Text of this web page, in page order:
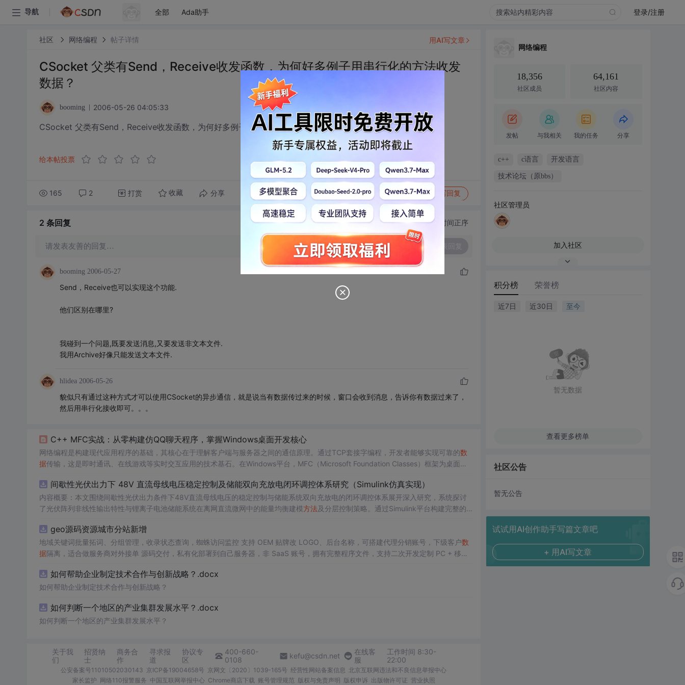
导航 全部 Ada助手 登录/注册
社区 网络编程 帖子详情
CSocket 父类有Send，Receive收发函数，为何好多例子用串行化的方法收发
数据？
booming 2006-05-26 04:05:33
CSocket 父类有Send，Receive收发函数，为何好多例子用串行化的方法收发数据？
给本帖投票
165 2 打赏 收藏 分享 转发到动态 举报 写回复
用AI写文章
2 条回复 切换为时间正序
请发表友善的回复…
booming 2006-05-27
Send，Receive也可以实现这个功能.
他们区别在哪里?
我碰到一个问题,既要发送消息,又要发送非文本文件.
我用Archive好像只能发送文本文件.
hlidea 2006-05-26
貌似只有通过这种方式才可以使用CSocket的异步通信，就是说当有数据传过来的时候，窗口会收到消息，告诉你有数据过来了，
然后用串行化接收即可。。。
C++ MFC实战：从零构建仿QQ聊天程序，掌握Windows桌面开发核心
网络编程是构建现代应用程序的基础，其核心在于理解客户端与服务器之间的通信原理。通过TCP套接字编程，开发者能够实现可靠的数
据传输，这是即时通讯、在线游戏等实时交互应用的技术基石。在Windows平台，MFC（Microsoft Foundation Classes）框架为桌面应
理解Windows消息驱动模型，还能培养扎实的面向对象设计能力。在工程实践中，诸如“网络数据包的构造、
间歇性光伏出力下 48V 直流母线电压稳定控制及储能双向充放电闭环调控体系研究（Simulink仿真实现）
内容概要：本文围绕间歇性光伏出力条件下48V直流母线电压的稳定控制与储能系统双向充放电的闭环调控体系展开深入研究，系统探讨
了光伏阵列非线性输出特性与锂离子电池储能系统在离网直流微网中的能量均衡建模方法及分层控制策略。通过Simulink平台构建完整的
跟踪（MPPT）与储能系统的协同控制，有效应对光照波动引起的功率供需失衡问题。研究采用双PI闭环控制、模型预测控制（MPC）等
多种先进控制算法，显著提升了系统的动态响应速度与直流母线电压稳定性，并实现了储能系统在削峰填谷中的优化运行，对于增强离网
微网的供电可靠性与能源利用效率具有重要理论价值和工程意义。; 适合人群：具备电力电子、新能源系统或自动控制等相关领域基础知识
能系统Simulink仿真模型；② 实现间歇性光照条件下48V直流母线电压的精确稳定控制与储能系统的双向能量管理；③ 研究MPPT控制
与储能充放电策略之间的协同机制，提升系统在复杂工况下的运行稳定性与鲁棒性；④ 为微电网能量管理系统的设计、优化与性能验证提
注MPPT控制策略的实现、双向DC-DC变换器的设计以及电压外环与电流内环构成的双闭环控制结构的参数整定，并通过设置不同的光照
强度变化曲线和负载投切工况，全面测试和评估系统的动态响应能力与控制性能。
geo源码资源城市分站新增
地域关键词批量拓词、分组管理，收录状态查询，蜘蛛访问监控 支持 OEM 贴牌改 LOGO、后台名称，可搭建代理分销账号，下级客户数
据隔离，适合做服务商对外接单 源码交付，私有化部署到自己服务器，非 SaaS 账号，拥有完整程序文件，支持二次开发定制 PC + 移动
如何帮助企业制定技术合作与创新战略？.docx
如何帮助企业制定技术合作与创新战略？
如何判断一个地区的产业集群发展水平？.docx
如何判断一个地区的产业集群发展水平？
关于我
们
招贤纳
士
商务合
作
寻求报
道
协议专
区
400-660-
0108
kefu@csdn.net
在线客
服
工作时间 8:30-
22:00
公安备案号11010502030143 京ICP备19004658号 京网文〔2020〕1039-165号 经营性网站备案信息 北京互联网违法和不良信息举报中心
家长监护 网络110报警服务 中国互联网举报中心 Chrome商店下载 账号管理规范 版权与免责声明 版权申诉 出版物许可证 营业执照
网络编程
18,356
社区成员
64,161
社区内容
发帖 与我相关 我的任务 分享
c++ c语言 开发语言
技术论坛（原bbs）
社区管理员
加入社区
积分榜 荣誉榜
近7日 近30日 至今
暂无数据
查看更多榜单
社区公告
暂无公告
试试用AI创作助手写篇文章吧
+ 用AI写文章